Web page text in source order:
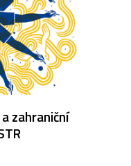
zahraniční